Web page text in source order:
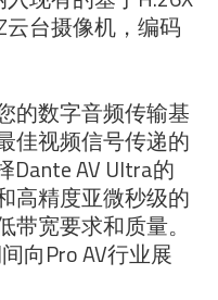
台摄像机，编码
的数字音频传输基
佳视频信号传递的
Dante AV Ultra的
高精度亚微秒级的
带宽要求和质量。
向Pro AV行业展